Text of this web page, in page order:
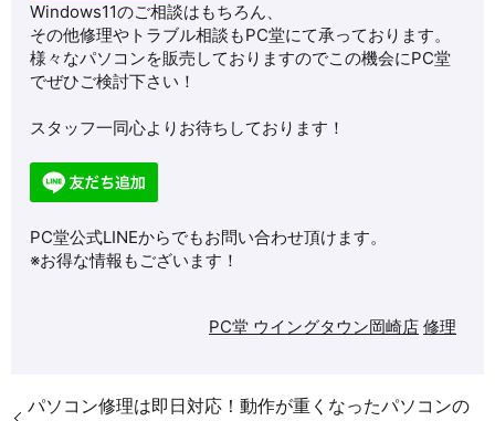
Windows11のご相談はもちろん、
その他修理やトラブル相談もPC堂にて承っております。
様々なパソコンを販売しておりますのでこの機会にPC堂
でぜひご検討下さい！
スタッフ一同心よりお待ちしております！
PC堂公式LINEからでもお問い合わせ頂けます。
※お得な情報もございます！
PC堂 ウイングタウン岡崎店 修理
パソコン修理は即日対応！動作が重くなったパソコンの